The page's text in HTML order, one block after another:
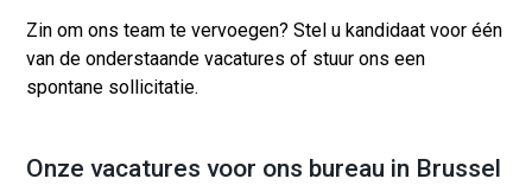
Zin om ons team te vervoegen? Stel u kandidaat voor één
van de onderstaande vacatures of stuur ons een
spontane sollicitatie.
Onze vacatures voor ons bureau in Brussel